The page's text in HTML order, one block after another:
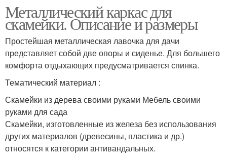
Металлический каркас для
скамейки. Описание и размеры
Простейшая металлическая лавочка для дачи
представляет собой две опоры и сиденье. Для большего
комфорта отдыхающих предусматривается спинка.
Тематический материал :
Скамейки из дерева своими руками Мебель своими
руками для сада
Скамейки, изготовленные из железа без использования
других материалов (древесины, пластика и др.)
относятся к категории антивандальных.